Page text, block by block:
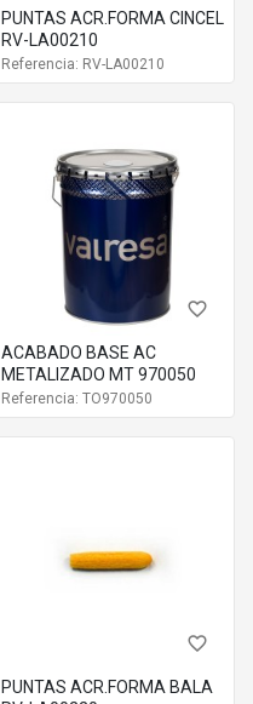
PUNTAS ACR.FORMA CINCEL
RV-LA00210
Referencia: RV-LA00210
favorite_border
ACABADO BASE AC
METALIZADO MT 970050
Referencia: TO970050
favorite_border
PUNTAS ACR.FORMA BALA